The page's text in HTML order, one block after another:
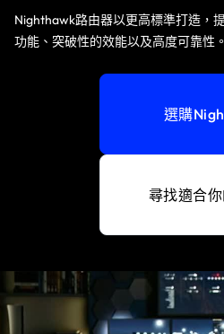
Nighthawk路由器以更高標準打造，
功能、突破性的效能以及高度可靠性。
選購
尋找適合